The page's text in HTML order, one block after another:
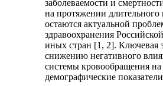
заболеваемости и
на протяжении длительного
остаются актуальной
здравоохранения
иных стран [1, 2]. Ключевая
снижению негативного
системы кровообращения
демографические